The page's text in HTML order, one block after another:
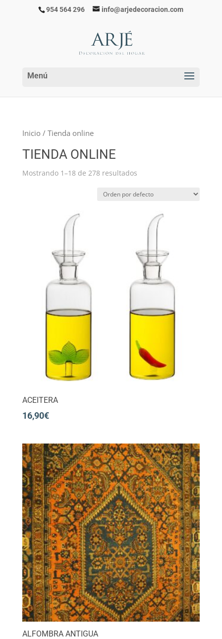
954 564 296 info@arjedecoracion.com
Inicio / Tienda online
TIENDA ONLINE
Mostrando 1–18 de 278 resultados
ACEITERA
16,90€
ALFOMBRA ANTIGUA